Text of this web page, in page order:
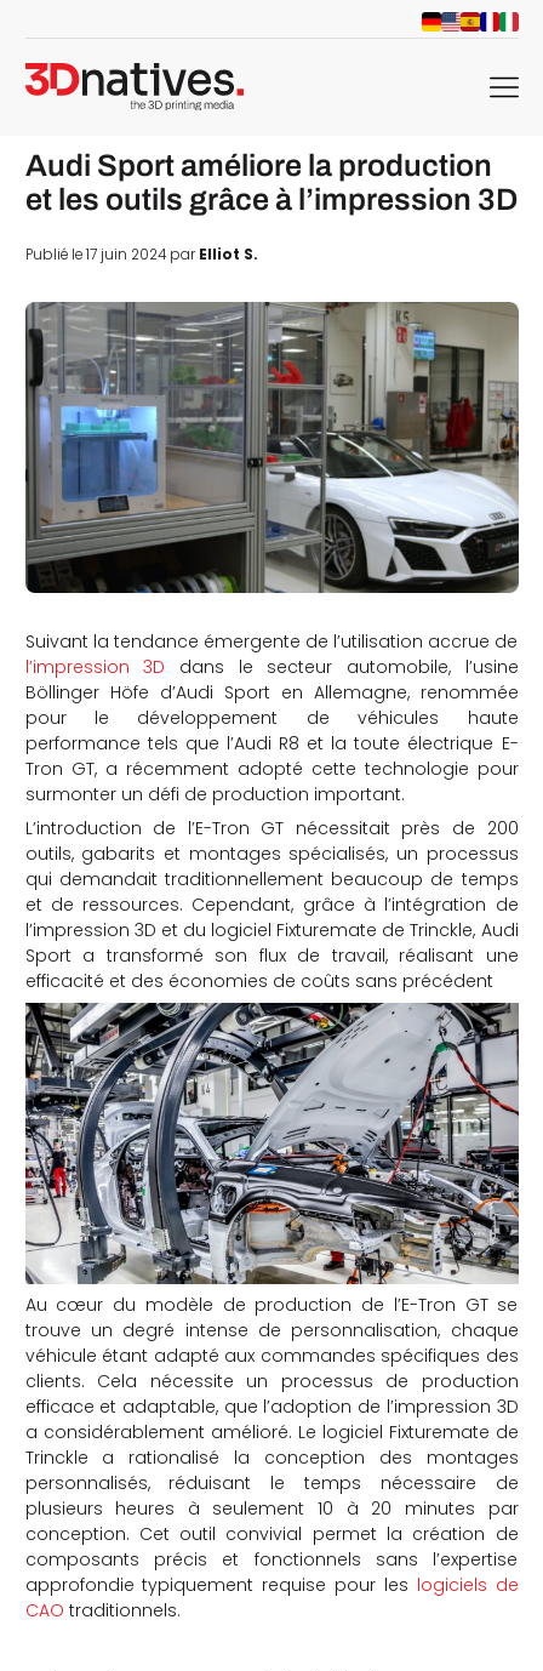
menu
Audi Sport améliore la production
et les outils grâce à l’impression 3D
Publié le 17 juin 2024 parElliot S.
Suivant la tendance émergente de l’utilisation accrue de
l’impression 3D dans le secteur automobile, l’usine
Böllinger Höfe d’Audi Sport en Allemagne, renommée
pour le développement de véhicules haute
performance tels que l’Audi R8 et la toute électrique E-
Tron GT, a récemment adopté cette technologie pour
surmonter un défi de production important.
L’introduction de l’E-Tron GT nécessitait près de 200
outils, gabarits et montages spécialisés, un processus
qui demandait traditionnellement beaucoup de temps
et de ressources. Cependant, grâce à l’intégration de
l’impression 3D et du logiciel Fixturemate de Trinckle, Audi
Sport a transformé son flux de travail, réalisant une
efficacité et des économies de coûts sans précédent
Au cœur du modèle de production de l’E-Tron GT se
trouve un degré intense de personnalisation, chaque
véhicule étant adapté aux commandes spécifiques des
clients. Cela nécessite un processus de production
efficace et adaptable, que l’adoption de l’impression 3D
a considérablement amélioré. Le logiciel Fixturemate de
Trinckle a rationalisé la conception des montages
personnalisés, réduisant le temps nécessaire de
plusieurs heures à seulement 10 à 20 minutes par
conception. Cet outil convivial permet la création de
composants précis et fonctionnels sans l’expertise
approfondie typiquement requise pour les logiciels de
CAO traditionnels.